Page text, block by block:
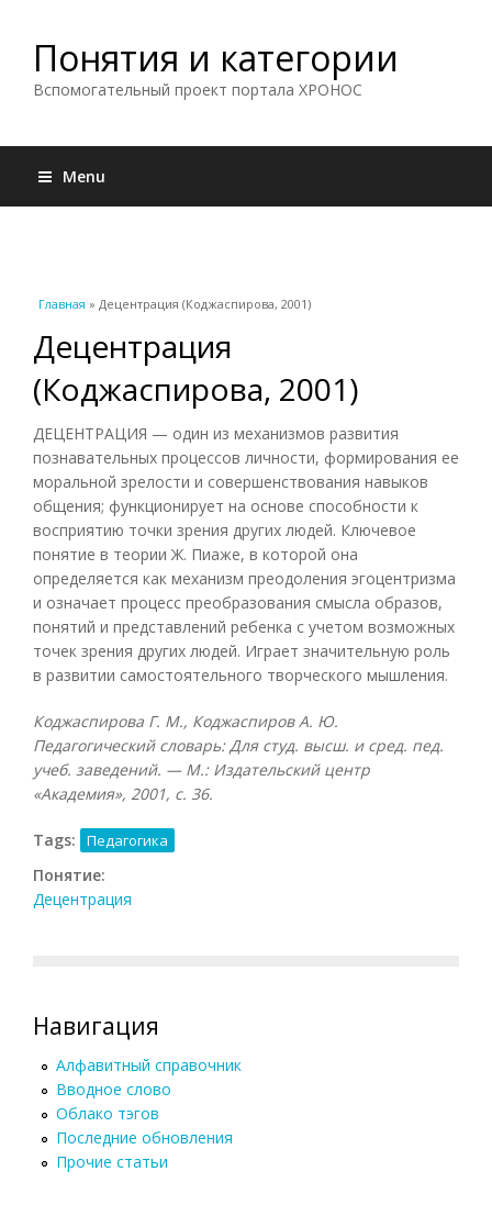
Понятия и категории
Вспомогательный проект портала ХРОНОС
Menu
Вы здесь
Главная » Децентрация (Коджаспирова, 2001)
Децентрация
(Коджаспирова, 2001)
ДЕЦЕНТРАЦИЯ — один из механизмов развития
познавательных процессов личности, формирования ее
моральной зрелости и совершенствования навыков
общения; функционирует на основе способности к
восприятию точки зрения других людей. Ключевое
понятие в теории Ж. Пиаже, в которой она
определяется как механизм преодоления эгоцентризма
и означает процесс преобразования смысла образов,
понятий и представлений ребенка с учетом возможных
точек зрения других людей. Играет значительную роль
в развитии самостоятельного творческого мышления.
Коджаспирова Г. М., Коджаспиров А. Ю.
Педагогический словарь: Для студ. высш. и сред. пед.
учеб. заведений. — М.: Издательский центр
«Академия», 2001, с. 36.
Tags: Педагогика
Понятие:
Децентрация
Навигация
Алфавитный справочник
Вводное слово
Облако тэгов
Последние обновления
Прочие статьи